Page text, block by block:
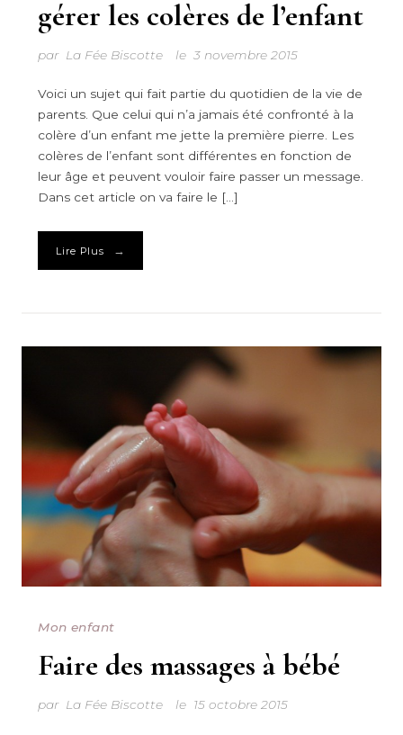
gérer les colères de l’enfant
par La Fée Biscotte le 3 novembre 2015
Voici un sujet qui fait partie du quotidien de la vie de
parents. Que celui qui n’a jamais été confronté à la
colère d’un enfant me jette la première pierre. Les
colères de l’enfant sont différentes en fonction de
leur âge et peuvent vouloir faire passer un message.
Dans cet article on va faire le […]
Lire Plus →
Mon enfant
Faire des massages à bébé
par La Fée Biscotte le 15 octobre 2015